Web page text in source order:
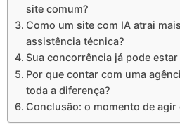
site comum?
Como um site com IA atrai
assistência técnica?
Sua concorrência já pode
Por que contar com uma
toda a diferença?
Conclusão: o momento de agir